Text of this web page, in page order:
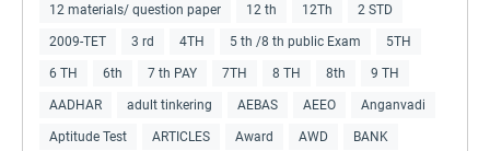
12 materials/ question paper 12 th 12Th 2 STD
2009-TET 3 rd 4TH 5 th /8 th public Exam 5TH
6 TH 6th 7 th PAY 7TH 8 TH 8th 9 TH
AADHAR adult tinkering AEBAS AEEO Anganvadi
Aptitude Test ARTICLES Award AWD BANK